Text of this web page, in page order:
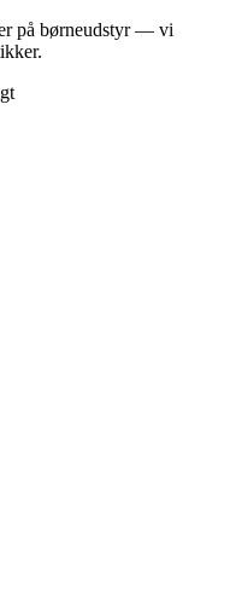
på børneudstyr — vi